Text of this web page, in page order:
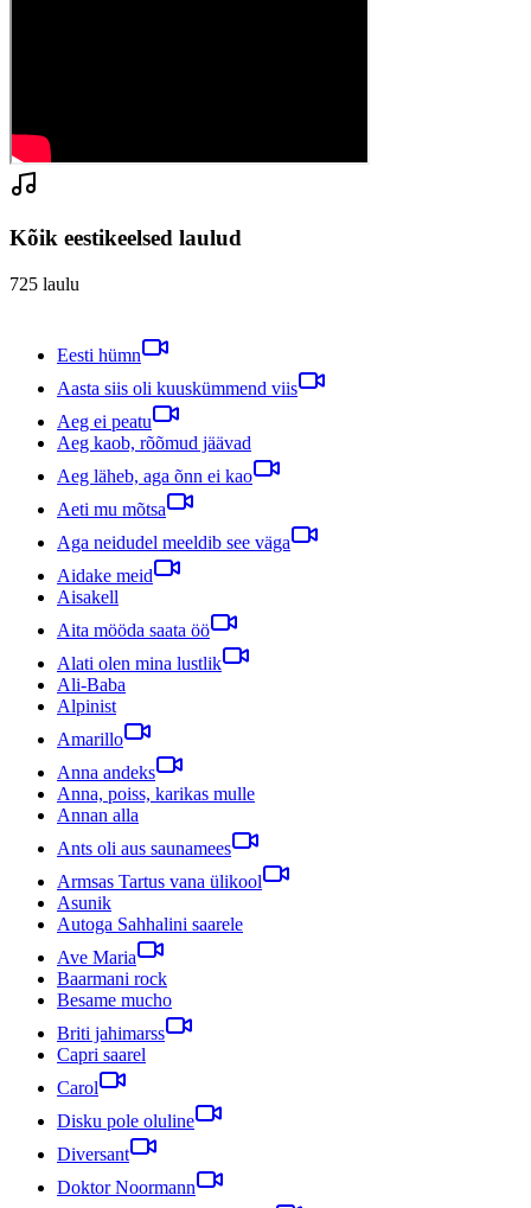
Kõik eestikeelsed laulud
725 laulu
Eesti hümn
Aasta siis oli kuuskümmend viis
Aeg ei peatu
Aeg kaob, rõõmud jäävad
Aeg läheb, aga õnn ei kao
Aeti mu mõtsa
Aga neidudel meeldib see väga
Aidake meid
Aisakell
Aita mööda saata öö
Alati olen mina lustlik
Ali-Baba
Alpinist
Amarillo
Anna andeks
Anna, poiss, karikas mulle
Annan alla
Ants oli aus saunamees
Armsas Tartus vana ülikool
Asunik
Autoga Sahhalini saarele
Ave Maria
Baarmani rock
Besame mucho
Briti jahimarss
Capri saarel
Carol
Disku pole oluline
Diversant
Doktor Noormann